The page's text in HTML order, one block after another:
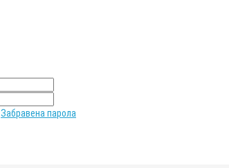
Забравена парола